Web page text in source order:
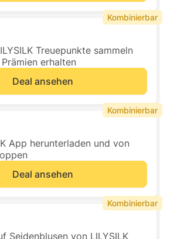
Treuepunkte sammeln
erhalten
Deal ansehen
Kombinierbar
App herunterladen und von
Deal ansehen
Kombinierbar
Seidenblusen von LILYSILK
Kombinierbar